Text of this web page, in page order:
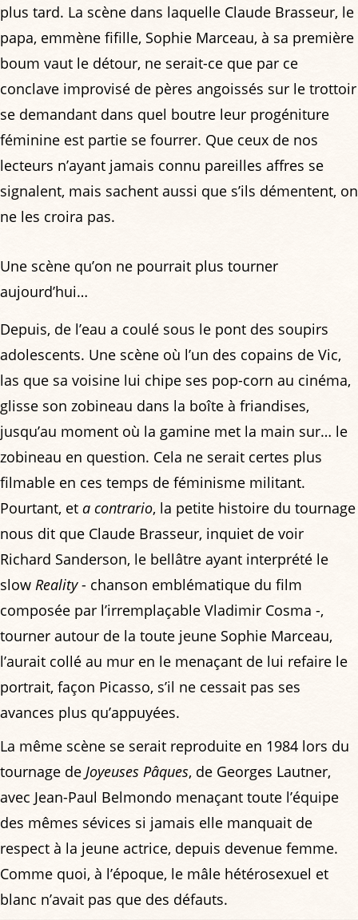
plus tard. La scène dans laquelle Claude Brasseur, le
papa, emmène fifille, Sophie Marceau, à sa première
boum vaut le détour, ne serait-ce que par ce
conclave improvisé de pères angoissés sur le trottoir
se demandant dans quel boutre leur progéniture
féminine est partie se fourrer. Que ceux de nos
lecteurs n’ayant jamais connu pareilles affres se
signalent, mais sachent aussi que s’ils démentent, on
ne les croira pas.
Une scène qu’on ne pourrait plus tourner
aujourd’hui…
Depuis, de l’eau a coulé sous le pont des soupirs
adolescents. Une scène où l’un des copains de Vic,
las que sa voisine lui chipe ses pop-corn au cinéma,
glisse son zobineau dans la boîte à friandises,
jusqu’au moment où la gamine met la main sur… le
zobineau en question. Cela ne serait certes plus
filmable en ces temps de féminisme militant.
Pourtant, et a contrario, la petite histoire du tournage
nous dit que Claude Brasseur, inquiet de voir
Richard Sanderson, le bellâtre ayant interprété le
slow Reality- chanson emblématique du film
composée par l’irremplaçable Vladimir Cosma -,
tourner autour de la toute jeune Sophie Marceau,
l’aurait collé au mur en le menaçant de lui refaire le
portrait, façon Picasso, s’il ne cessait pas ses
avances plus qu’appuyées.
La même scène se serait reproduite en 1984 lors du
tournage de Joyeuses Pâques, de Georges Lautner,
avec Jean-Paul Belmondo menaçant toute l’équipe
des mêmes sévices si jamais elle manquait de
respect à la jeune actrice, depuis devenue femme.
Comme quoi, à l’époque, le mâle hétérosexuel et
blanc n’avait pas que des défauts.